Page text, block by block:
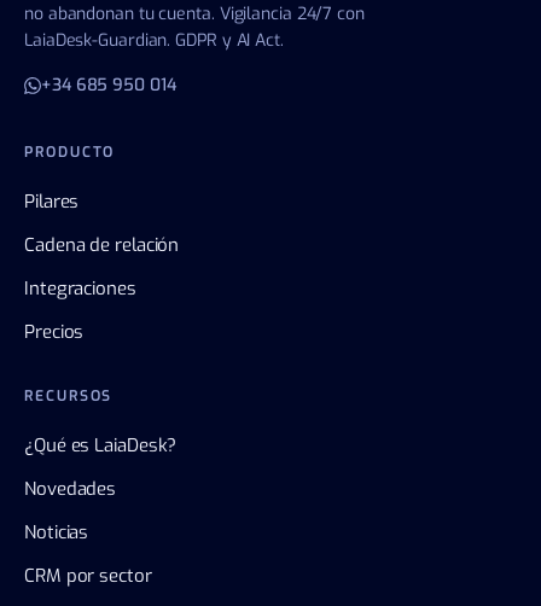
no abandonan tu cuenta. Vigilancia 24/7 con
LaiaDesk-Guardian. GDPR y AI Act.
+34 685 950 014
PRODUCTO
Pilares
Cadena de relación
Integraciones
Precios
RECURSOS
¿Qué es LaiaDesk?
Novedades
Noticias
CRM por sector